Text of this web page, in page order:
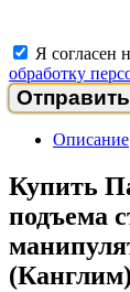
Я согласен
обработку
Описание
Купить
подъема
(Канглим)